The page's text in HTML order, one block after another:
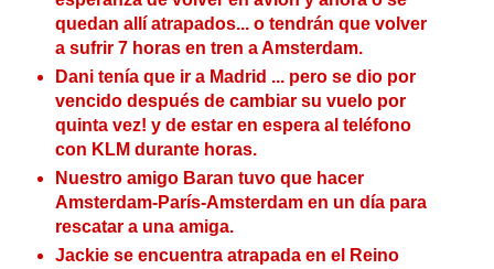
quedan allí atrapados... o tendrán que volver
a sufrir 7 horas en tren a Amsterdam.
Dani tenía que ir a Madrid ... pero se dio por
vencido después de cambiar su vuelo por
quinta vez! y de estar en espera al teléfono
con KLM durante horas.
Nuestro amigo Baran tuvo que hacer
Amsterdam-París-Amsterdam en un día para
rescatar a una amiga.
Jackie se encuentra atrapada en el Reino